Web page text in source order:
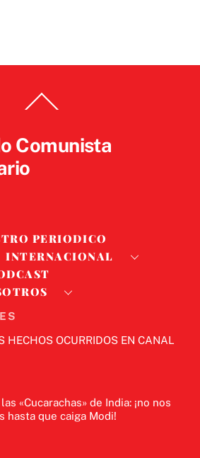
To
Comunista
PERIODICO
INTERNACIONAL
HECHOS OCURRIDOS EN CANAL
«Cucarachas» de India: ¡no nos
hasta que caiga Modi!